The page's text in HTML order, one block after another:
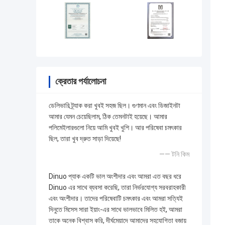
ক্রেতার পর্যালোচনা
ডেলিভারি ট্র্যাক করা খুবই সহজ ছিল। গুণমান এবং ডিজাইনটা
আমার যেমন চেয়েছিলাম, ঠিক তেমনটাই হয়েছে। আমার
পলিমেইলারগুলো নিয়ে আমি খুবই খুশি। আর পরিষেবা চমৎকার
ছিল, তারা খুব দ্রুত সাড়া দিয়েছে!
—— টনি কিম
Dinuo প্যাক একটি ভাল অংশীদার এবং আমরা এত বছর ধরে
Dinuo এর সাথে ব্যবসা করেছি, তারা নির্ভরযোগ্য সরবরাহকারী
এবং অংশীদার। তাদের পরিষেবাটি চমৎকার এবং আমরা সত্যিই
দিনুতে মিসেস সারা ইয়াং-এর সাথে ভালভাবে মিলিত হই, আমরা
তাকে অনেক বিশ্বাস করি, দীর্ঘমেয়াদে আমাদের সহযোগিতা বজায়